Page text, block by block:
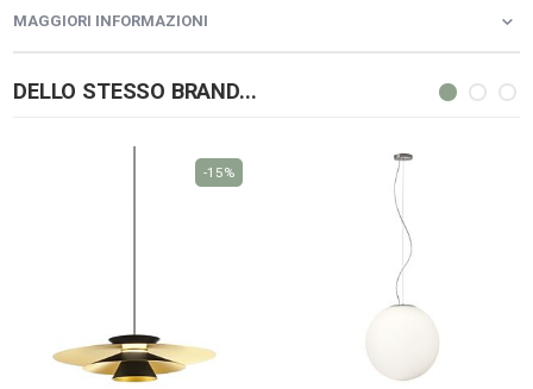
MAGGIORI INFORMAZIONI
DELLO STESSO BRAND...
-15%